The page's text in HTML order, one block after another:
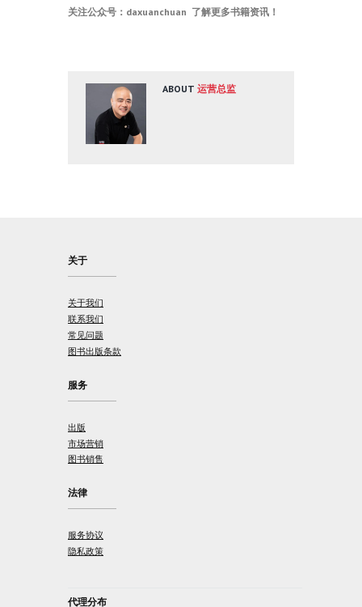
关注公众号：daxuanchuan 了解更多书籍资讯！
ABOUT运营总监
关于
关于我们
联系我们
常见问题
图书出版条款
服务
出版
市场营销
图书销售
法律
服务协议
隐私政策
代理分布